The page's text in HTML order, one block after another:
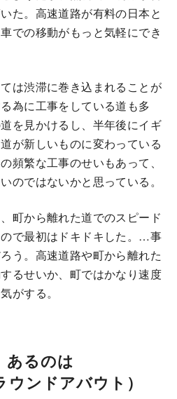
た。高速道路が有料の日本と
での移動がもっと気軽にでき
は渋滞に巻き込まれることが
為に工事をしている道も多
を見かけるし、半年後にイギ
が新しいものに変わっている
頻繁な工事のせいもあって、
のではないかと思っている。
町から離れた道でのスピード
で最初はドキドキした。…事
う。高速道路や町から離れた
るせいか、町ではかなり速度
がする。
あるのは
ンドアバウト）